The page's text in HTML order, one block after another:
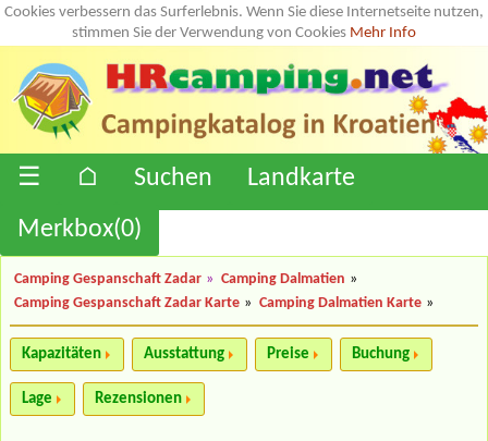
Cookies verbessern das Surferlebnis. Wenn Sie diese Internetseite nutzen,
stimmen Sie der Verwendung von Cookies Mehr Info
☰ ⌂ Suchen
Landkarte
Merkbox(0)
Camping Gespanschaft Zadar » Camping Dalmatien »
Camping Gespanschaft Zadar Karte » Camping Dalmatien Karte »
Kapazitäten Ausstattung Preise Buchung
Lage Rezensionen